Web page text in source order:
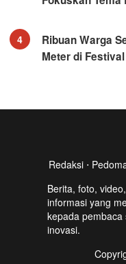
4
Ribuan Warga
Meter di
Redaksi⋅
Berita, foto,
informasi yang
kepada
inovasi.